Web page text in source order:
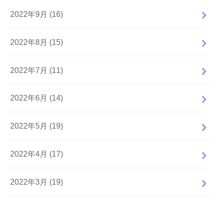
2022年9月 (16)
2022年8月 (15)
2022年7月 (11)
2022年6月 (14)
2022年5月 (19)
2022年4月 (17)
2022年3月 (19)